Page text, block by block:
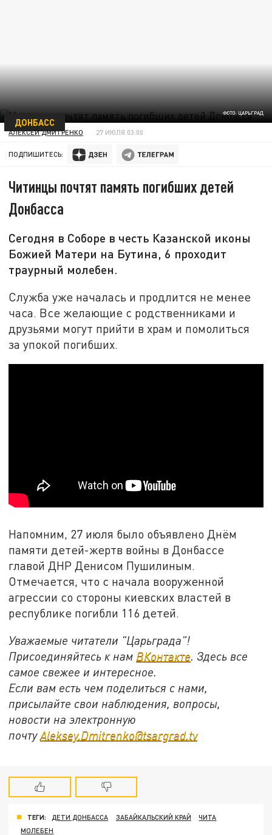
ФОТО: ЦАРЬГРАД
ДОНБАСС
АЛЕКСЕЙ ДМИТРЕНКО 27 ИЮЛЯ 03:00
ПОДПИШИТЕСЬ:
Читинцы почтят память погибших детей
Донбасса
Сегодня в Соборе в честь Казанской иконы
Божией Матери на Бутина, 6 проходит
траурный молебен.
Служба уже началась и продлится не менее
часа. Все желающие с родственниками и
друзьями могут прийти в храм и помолиться
за упокой погибших.
Напомним, 27 июля было объявлено Днём
памяти детей-жертв войны в Донбассе
главой ДНР Денисом Пушилиным.
Отмечается, что с начала вооруженной
агрессии со стороны киевских властей в
республике погибли 116 детей.
Уважаемые читатели "Царьграда"!
Присоединяйтесь к нам ВКонтакте. Здесь все
самое свежее и интересное.
Если вам есть чем поделиться с нами,
присылайте свои наблюдения, вопросы,
новости на электронную
почтуAleksey.Dmitrenko@tsargrad.tv
ТЕГИ: ДЕТИ ДОНБАССА ЗАБАЙКАЛЬСКИЙ КРАЙ
ЧИТА
МОЛЕБЕН